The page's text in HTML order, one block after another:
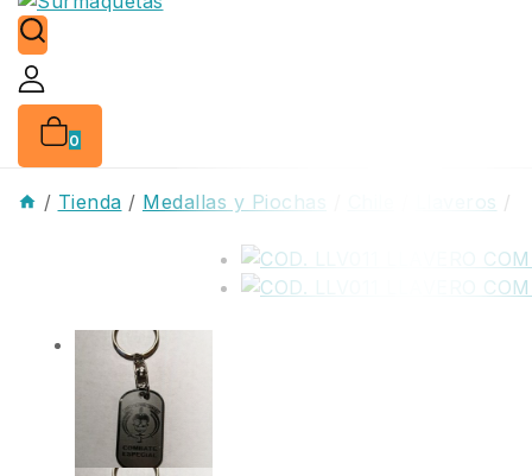
0
/ Tienda / Medallas y Piochas Llaveros /